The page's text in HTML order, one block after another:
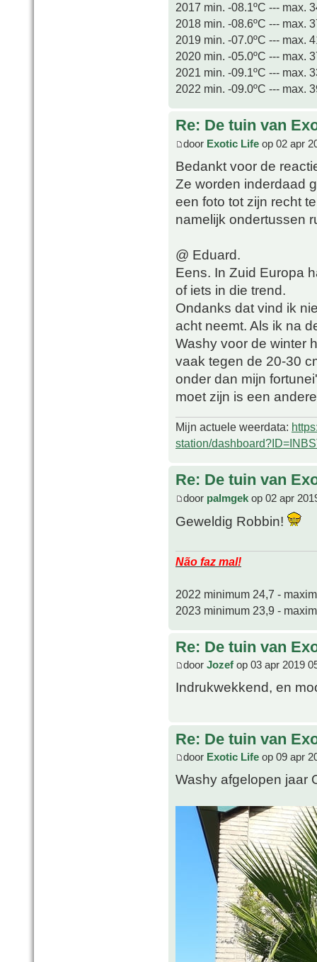
2017 min. -08.1ºC --- max.
2018 min. -08.6ºC --- max.
2019 min. -07.0ºC --- max.
2020 min. -05.0ºC --- max.
2021 min. -09.1ºC --- max.
2022 min. -09.0ºC --- max.
Re: De tuin van
door Exotic Life op 02 apr
Bedankt voor de
Ze worden inderdaad
een foto tot zijn recht
namelijk ondertussen
@ Eduard.
Eens. In Zuid Europa
of iets in die trend.
Ondanks dat vind ik
acht neemt. Als ik na
Washy voor de winter
vaak tegen de 20-30
onder dan mijn
moet zijn is een
Mijn actuele weerdata:
station/
Re: De tuin van
door palmgek op 02 apr
Geweldig Robbin!
Não faz mal!
2022 minimum 24,7 -
2023 minimum 23,9 -
Re: De tuin van
door Jozef op 03 apr 2019
Indrukwekkend, en
Re: De tuin van
door Exotic Life op 09 apr
Washy afgelopen jaar